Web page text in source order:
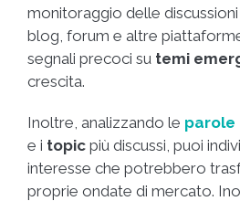
monitoraggio delle discussioni
blog, forum e altre
segnali precoci su temi
crescita.
Inoltre, analizzando le parole
e i topic più discussi, puoi
interesse che potrebbero
proprie ondate di mercato.